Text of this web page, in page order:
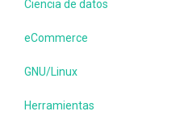
Ciencia de datos
eCommerce
GNU/Linux
Herramientas